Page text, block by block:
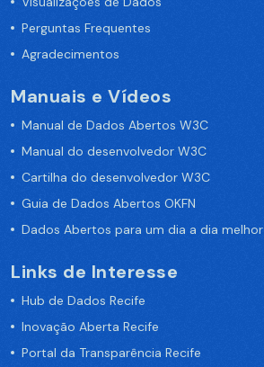
Perguntas Frequentes
Agradecimentos
Manuais e Vídeos
Manual de Dados Abertos W3C
Manual do desenvolvedor W3C
Cartilha do desenvolvedor W3C
Guia de Dados Abertos OKFN
Dados Abertos para um dia a dia melhor
Links de Interesse
Hub de Dados Recife
Inovação Aberta Recife
Portal da Transparência Recife